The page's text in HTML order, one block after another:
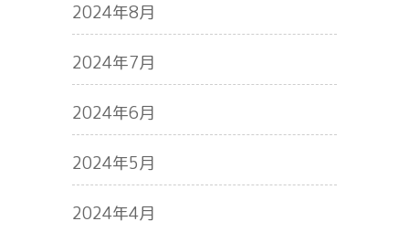
2024年8月
2024年7月
2024年6月
2024年5月
2024年4月